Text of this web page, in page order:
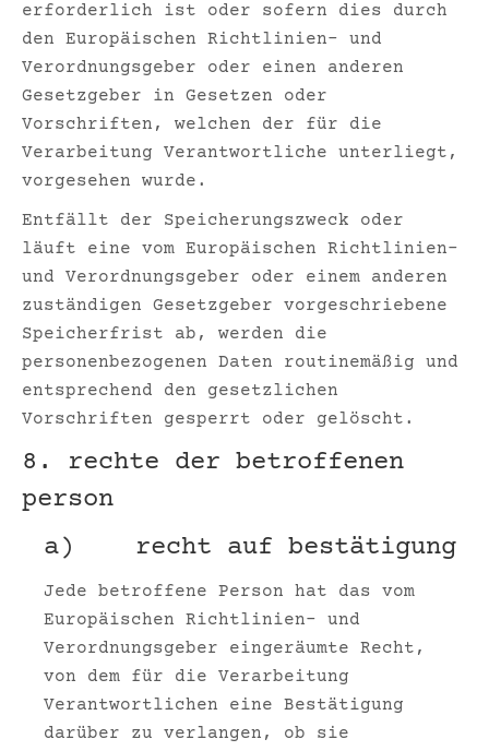
erforderlich ist oder sofern dies durch
den Europäischen Richtlinien- und
Verordnungsgeber oder einen anderen
Gesetzgeber in Gesetzen oder
Vorschriften, welchen der für die
Verarbeitung Verantwortliche unterliegt,
vorgesehen wurde.
Entfällt der Speicherungszweck oder
läuft eine vom Europäischen Richtlinien-
und Verordnungsgeber oder einem anderen
zuständigen Gesetzgeber vorgeschriebene
Speicherfrist ab, werden die
personenbezogenen Daten routinemäßig und
entsprechend den gesetzlichen
Vorschriften gesperrt oder gelöscht.
8. rechte der betroffenen
person
a) recht auf bestätigung
Jede betroffene Person hat das vom
Europäischen Richtlinien- und
Verordnungsgeber eingeräumte Recht,
von dem für die Verarbeitung
Verantwortlichen eine Bestätigung
darüber zu verlangen, ob sie